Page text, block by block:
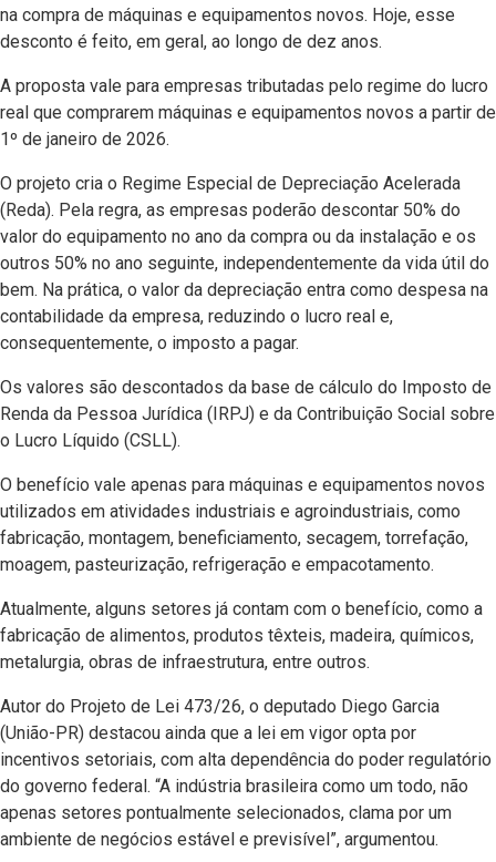
na compra de máquinas e equipamentos novos. Hoje, esse
desconto é feito, em geral, ao longo de dez anos.
A proposta vale para empresas tributadas pelo regime do lucro
real que comprarem máquinas e equipamentos novos a partir de
1º de janeiro de 2026.
O projeto cria o Regime Especial de Depreciação Acelerada
(Reda). Pela regra, as empresas poderão descontar 50% do
valor do equipamento no ano da compra ou da instalação e os
outros 50% no ano seguinte, independentemente da vida útil do
bem. Na prática, o valor da depreciação entra como despesa na
contabilidade da empresa, reduzindo o lucro real e,
consequentemente, o imposto a pagar.
Os valores são descontados da base de cálculo do Imposto de
Renda da Pessoa Jurídica (IRPJ) e da Contribuição Social sobre
o Lucro Líquido (CSLL).
O benefício vale apenas para máquinas e equipamentos novos
utilizados em atividades industriais e agroindustriais, como
fabricação, montagem, beneficiamento, secagem, torrefação,
moagem, pasteurização, refrigeração e empacotamento.
Atualmente, alguns setores já contam com o benefício, como a
fabricação de alimentos, produtos têxteis, madeira, químicos,
metalurgia, obras de infraestrutura, entre outros.
Autor do Projeto de Lei 473/26, o deputado Diego Garcia
(União-PR) destacou ainda que a lei em vigor opta por
incentivos setoriais, com alta dependência do poder regulatório
do governo federal. “A indústria brasileira como um todo, não
apenas setores pontualmente selecionados, clama por um
ambiente de negócios estável e previsível”, argumentou.